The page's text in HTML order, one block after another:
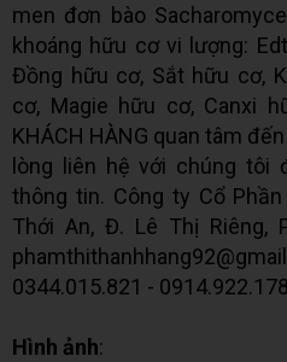
men đơn bào
khoáng hữu cơ vi lượng:
Đồng hữu cơ, Sắt hữu cơ,
cơ, Magie hữu cơ, Canxi
KHÁCH HÀNG quan tâm
lòng liên hệ với chúng tôi
thông tin. Công ty Cổ Phần
Thới An, Đ. Lê Thị Riêng,
0344.015.821 -
Hình ảnh: